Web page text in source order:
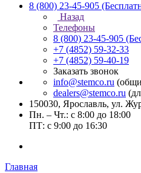
8 (800) 23-45-905
Назад
Телефоны
8 (800) 23-45-905
+7 (4852) 59-32-33
+7 (4852) 59-40-19
Заказать звонок
info@stemco.ru
dealers@stemco.ru
150030, Ярославль, ул.
Пн. – Чт.: с 8:00 до 18:00
ПТ: с 9:00 до 16:30
Главная